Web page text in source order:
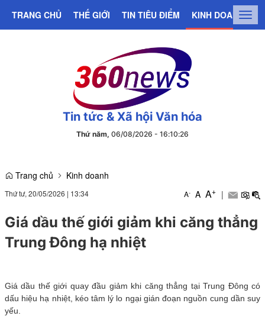
TRANG CHỦ THẾ GIỚI TIN TIÊU ĐIỂM KINH DOANH
Tin tức & Xã hội Văn hóa
Thứ năm,06/08/2026 -16:10:27
Trang chủ Kinh doanh
Thứ tư, 20/05/2026 | 13:34 A- A A+ |
Giá dầu thế giới giảm khi căng thẳng
Trung Đông hạ nhiệt
Giá dầu thế giới quay đầu giảm khi căng thẳng tại Trung Đông có
dấu hiệu hạ nhiệt, kéo tâm lý lo ngại gián đoạn nguồn cung dần suy
yếu.